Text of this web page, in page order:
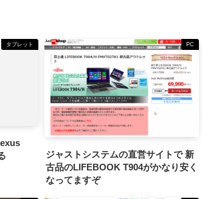
タブレット PC
ジャストシステムの直営サイトで 新
古品のLIFEBOOK T904がかなり安く
なってますぞ